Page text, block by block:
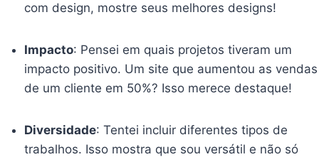
com design, mostre seus melhores designs!
Impacto: Pensei em quais projetos tiveram um
impacto positivo. Um site que aumentou as vendas
de um cliente em 50%? Isso merece destaque!
Diversidade: Tentei incluir diferentes tipos de
trabalhos. Isso mostra que sou versátil e não só